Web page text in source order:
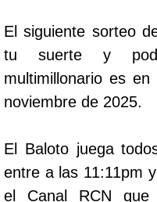
El siguiente sorteo
tu suerte y
multimillonario es
noviembre de 2025.
El Baloto juega
entre a las 11:11pm
el Canal RCN